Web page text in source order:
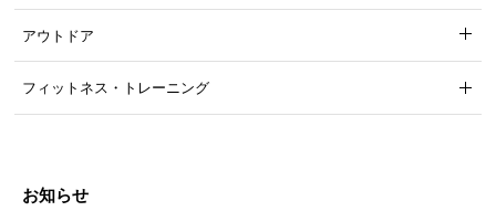
です。
アウトドア
フィットネス・トレーニング
お知らせ